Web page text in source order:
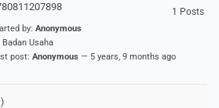
by:Anonymous
Badan Usaha
post:Anonymous — 5 years, 9 months ago
1 Posts